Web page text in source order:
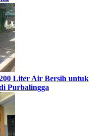
Liter Air Bersih untuk
Purbalingga